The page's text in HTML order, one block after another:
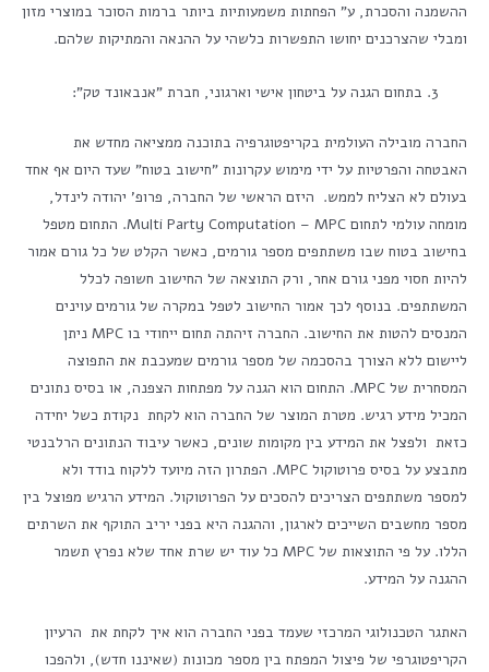
ההשמנה והסכרת, ע" הפחתות משמעותיות ביותר ברמות הסוכר במוצרי מזון
ומבלי שהצרכנים יחושו התפשרות כלשהי על ההנאה והמתיקות שלהם.
בתחום הגנה על ביטחון אישי וארגוני, חברת "אנבאונד טק":
החברה מובילה העולמית בקריפטוגרפיה בתוכנה ממציאה מחדש את
האבטחה והפרטיות על ידי מימוש עקרונות "חישוב בטוח" שעד היום אף אחד
בעולם לא הצליח לממש. היזם הראשי של החברה, פרופ' יהודה לינדל,
מומחה עולמי לתחום Multi Party Computation – MPC. התחום מטפל
בחישוב בטוח שבו משתתפים מספר גורמים, כאשר הקלט של כל גורם אמור
להיות חסוי מפני גורם אחר, ורק התוצאה של החישוב חשופה לכלל
המשתתפים. בנוסף לכך אמור החישוב לטפל במקרה של גורמים עוינים
המנסים להטות את החישוב. החברה זיהתה תחום ייחודי בו MPC ניתן
ליישום ללא הצורך בהסכמה של מספר גורמים שמעכבת את התפוצה
המסחרית של MPC. התחום הוא הגנה על מפתחות הצפנה, או בסיס נתונים
המכיל מידע רגיש. מטרת המוצר של החברה הוא לקחת נקודת כשל יחידה
כזאת ולפצל את המידע בין מקומות שונים, כאשר עיבוד הנתונים הרלבנטי
מתבצע על בסיס פרוטוקול MPC. הפתרון הזה מיועד ללקוח בודד ולא
למספר משתתפים הצריכים להסכים על הפרוטוקול. המידע הרגיש מפוצל בין
מספר מחשבים השייכים לארגון, וההגנה היא בפני יריב התוקף את השרתים
הללו. על פי התוצאות של MPC כל עוד יש שרת אחד שלא נפרץ תשמר
ההגנה על המידע.
האתגר הטכנולוגי המרכזי שעמד בפני החברה הוא איך לקחת את הרעיון
הקריפטוגרפי של פיצול המפתח בין מספר מכונות (שאיננו חדש), ולהפכו